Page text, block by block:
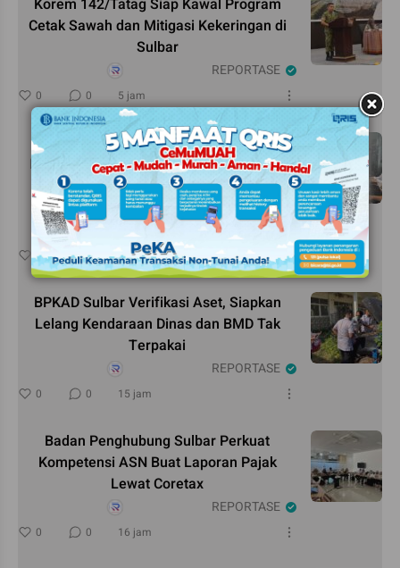
Korem 142/Tatag Siap Kawal Program
Cetak Sawah dan Mitigasi Kekeringan di
Sulbar
REPORTASE
0 0 5 jam
Penguatan Layanan Kesehatan
Penyandang Disabilitas dan Lansia Jadi
Topik Utama Kedatangan Kemenko
Kumham Imipas RI di Sulbar
REPORTASE
0 0 15 jam
BPKAD Sulbar Verifikasi Aset, Siapkan
Lelang Kendaraan Dinas dan BMD Tak
Terpakai
REPORTASE
0 0 15 jam
Badan Penghubung Sulbar Perkuat
Kompetensi ASN Buat Laporan Pajak
Lewat Coretax
REPORTASE
0 0 16 jam